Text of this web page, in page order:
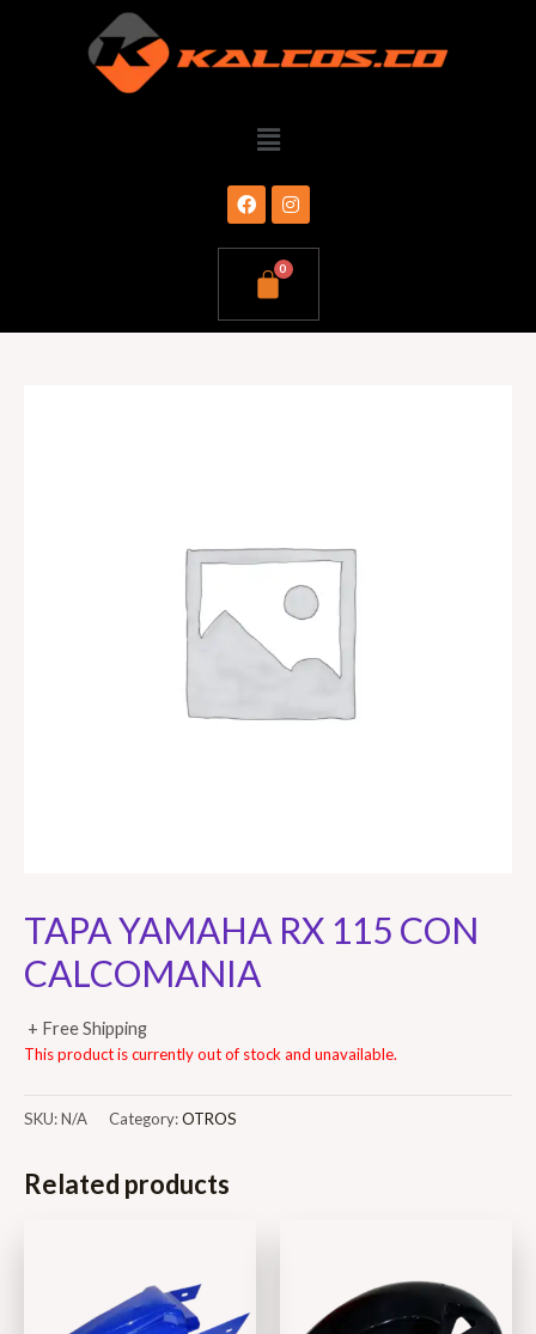
TAPA YAMAHA RX 115 CON
CALCOMANIA
+ Free Shipping
This product is currently out of stock and unavailable.
SKU:N/A Category:OTROS
Related products